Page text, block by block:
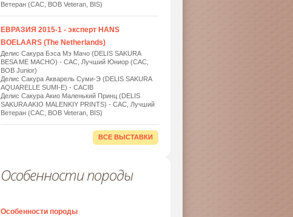
Ветеран (САС, BOB Veteran, BIS)
ЕВРАЗИЯ 2015-1 - эксперт HANS
BOELAARS (The Netherlands)
Делис Сакура Бэса Мэ Мачо (DELIS SAKURA
BESA ME MACHO) - САС, Лучший Юниор (САС,
BOB Junior)
Делис Сакура Акварель Суми-Э (DELIS SAKURA
AQUARELLE SUMI-E) - САСIB
Делис Сакура Акио Маленький Принц (DELIS
SAKURA AKIO MALENKIY PRINTS) - САС, Лучший
Ветеран (САС, BOB Veteran, BIS)
ВСЕ ВЫСТАВКИ
Особенности породы
Особенности породы